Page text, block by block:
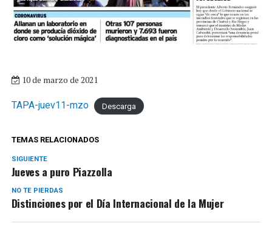
10 de marzo de 2021
TAPA-juev11-mzo Descarga
TEMAS RELACIONADOS
SIGUIENTE
Jueves a puro Piazzolla
NO TE PIERDAS
Distinciones por el Día Internacional de la Mujer